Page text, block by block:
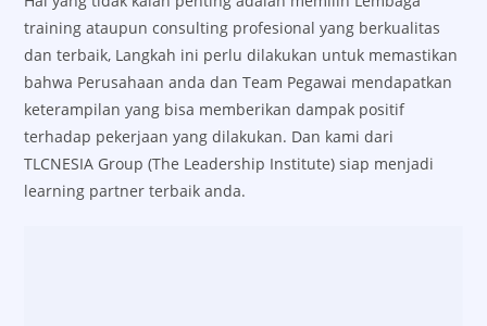
training ataupun consulting profesional yang berkualitas
dan terbaik, Langkah ini perlu dilakukan untuk memastikan
bahwa Perusahaan anda dan Team Pegawai mendapatkan
keterampilan yang bisa memberikan dampak positif
terhadap pekerjaan yang dilakukan. Dan kami dari
TLCNESIA Group (The Leadership Institute) siap menjadi
learning partner terbaik anda.